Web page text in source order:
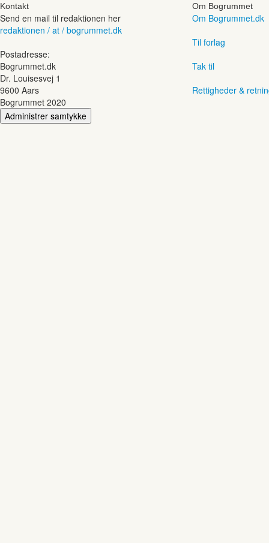
Kontakt
Send en mail til redaktionen her
redaktionen / at / bogrummet.dk
Postadresse:
Bogrummet.dk
Dr. Louisesvej 1
9600 Aars
Om Bogrummet
Om Bogrummet.dk
Til forlag
Tak til
Rettigheder &
Bogrummet 2020
Administrer samtykke